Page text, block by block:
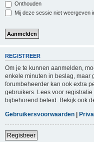
Onthouden
Mij deze sessie niet weergeven
REGISTREER
Om je te kunnen aanmelden,
enkele minuten in beslag, maar
forumbeheerder kan ook extra
gebruikers. Lees voor
bijbehorend beleid. Bekijk ook
Gebruikersvoorwaarden |
Registreer